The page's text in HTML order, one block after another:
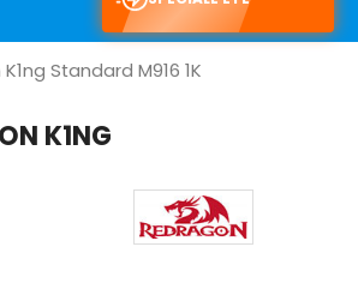
Standard M916 1K
K1NG